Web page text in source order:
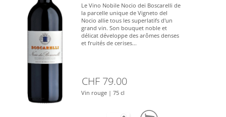
Le Vino Nobile Nocio dei Boscarelli de
la parcelle unique de Vigneto del
Nocio allie tous les superlatifs d'un
grand vin. Son bouquet noble et
délicat développe des arômes denses
et fruités de cerises...
CHF 79.00
Vin rouge | 75 cl